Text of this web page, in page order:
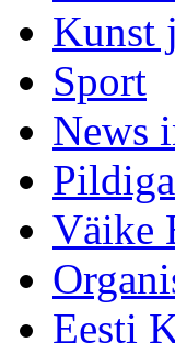
Kunst
Sport
News
Väike
Eesti